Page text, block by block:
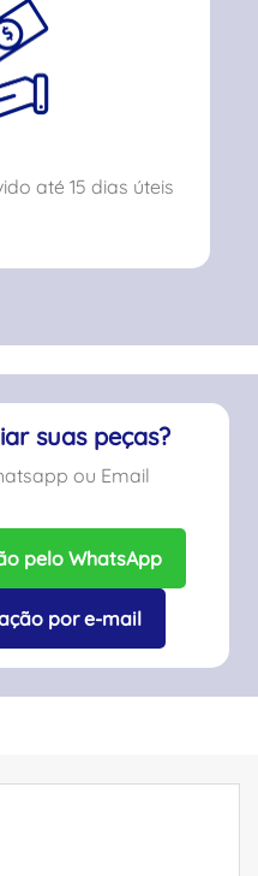
até 15 dias úteis
suas peças?
ou Email
pelo WhatsApp
por e-mail